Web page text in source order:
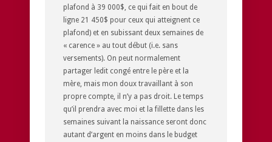
plafond à 39 000$, ce qui fait en bout de
ligne 21 450$ pour ceux qui atteignent ce
plafond) et en subissant deux semaines de
« carence » au tout début (i.e. sans
versements). On peut normalement
partager ledit congé entre le père et la
mère, mais mon doux travaillant à son
propre compte, il n’y a pas droit. Le temps
qu’il prendra avec moi et la fillette dans les
semaines suivant la naissance seront donc
autant d’argent en moins dans le budget